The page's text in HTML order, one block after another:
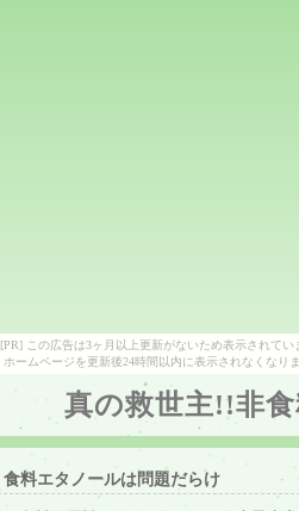
[PR] この広告は3ヶ月以上更新がないため表示されてい
ホームページを更新後24時間以内に表示されなくなりま
真の救世主!!非
食料エタノールは問題だらけ